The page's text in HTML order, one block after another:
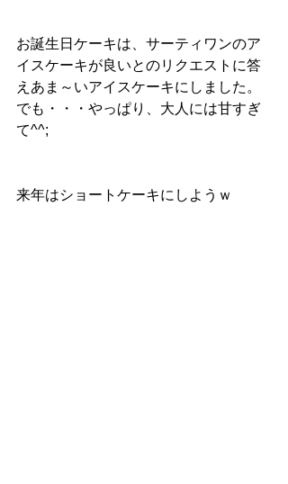
お誕生日ケーキは、サーティワンのア
イスケーキが良いとのリクエストに答
えあま～いアイスケーキにしました。
でも・・・やっぱり、大人には甘すぎ
て^^;
来年はショートケーキにしようｗ